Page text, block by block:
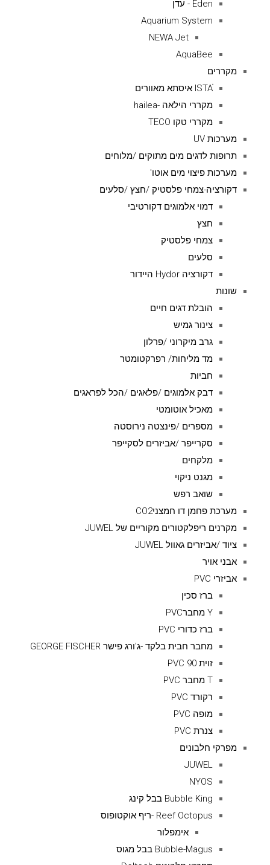
Eden - עדן
Aquarium System
NEWA Jet
AquaBee
מקררים
ISTAׁׂ איסתא מאוורים
מקררי הילאה -hailea
מקררי טקו TECO
מערכות UV
תרופות לדגים מים מתוקים /מלוחים
מערכות פיצוי מים אוטו'
דקורציה-צמחי פלסטיק /חצץ /סלעים
דמוי אלמוגים דקורטיבי
חצץ
צמחי פלסטיק
סלעים
דקורציה Hydor היידור
שונות
הובלת דגים חיים
צינור גמיש
גרב מיקרוני /פרלון
מד מליחות/ רפרקטומטר
חביות
דבק אלמוגים /פלאגים /הכל לפראגים
מאכיל אוטומטי
מספרים /פינצטה נירוסטה
סקרייפר /אביזרים לסקייפר
מלקחים
מגנט ניקוי
שואב רפש
מערכת פחמן דו חמצניCO2
מקרנים ריפלקטורים מקוריים של JUWEL
ציוד /אביזרים גאוול JUWEL
אבני אויר
אביזרי PVC
ברז סכין
Y מחברPVC
ברז כדורי PVC
מחבר חבית בלקד -ג'ורג פישר GEORGE FISCHER
זוית 90 PVC
T מחבר PVC
רקורד PVC
מופה PVC
צנרת PVC
מפרקי חלבונים
JUWEL
NYOS
Bubble King בבל קינג
Reef Octopus -ריף אוקטופוס
אימפלור
Bubble-Magus בבל מגוס